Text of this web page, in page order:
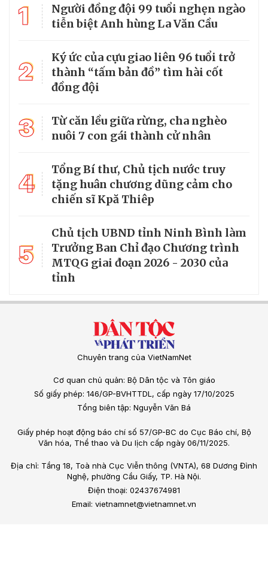
1
Người đồng đội 99 tuổi nghẹn ngào
tiễn biệt Anh hùng La Văn Cầu
2
Ký ức của cựu giao liên 96 tuổi trở
thành “tấm bản đồ” tìm hài cốt
đồng đội
3
Từ căn lều giữa rừng, cha nghèo
nuôi 7 con gái thành cử nhân
4
Tổng Bí thư, Chủ tịch nước truy
tặng huân chương dũng cảm cho
chiến sĩ Kpă Thiêp
5
Chủ tịch UBND tỉnh Ninh Bình làm
Trưởng Ban Chỉ đạo Chương trình
MTQG giai đoạn 2026 - 2030 của
tỉnh
Chuyên trang của VietNamNet
Cơ quan chủ quản: Bộ Dân tộc và Tôn giáo
Số giấy phép: 146/GP-BVHTTDL, cấp ngày 17/10/2025
Tổng biên tập: Nguyễn Văn Bá
Giấy phép hoạt động báo chí số 57/GP-BC do Cục Báo chí, Bộ
Văn hóa, Thể thao và Du lịch cấp ngày 06/11/2025.
Địa chỉ: Tầng 18, Toà nhà Cục Viễn thông (VNTA), 68 Dương Đình
Nghệ, phường Cầu Giấy, TP. Hà Nội.
Điện thoại: 02437674981
Email: vietnamnet@vietnamnet.vn